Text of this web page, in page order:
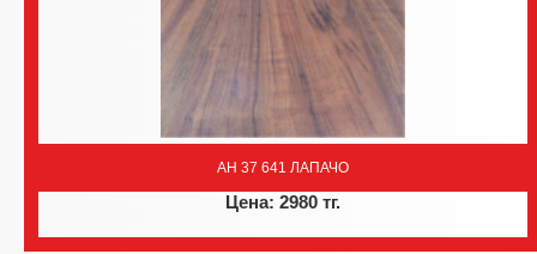
AH 37 641 ЛАПАЧО
Цена: 2980 тг.